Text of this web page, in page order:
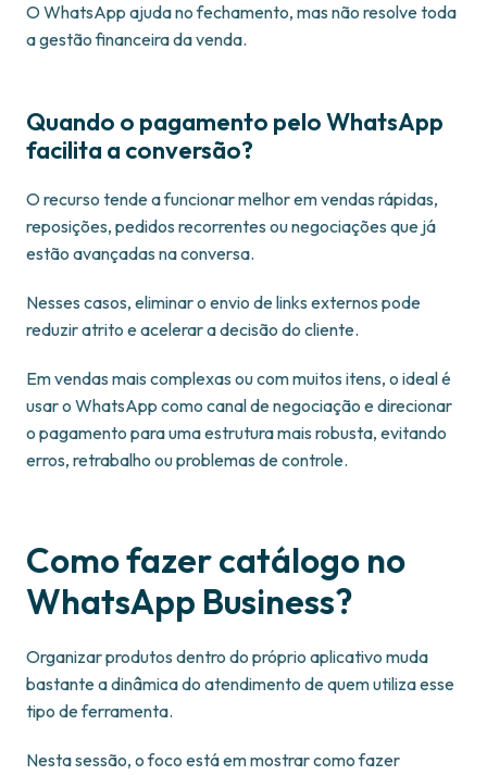
O WhatsApp ajuda no fechamento, mas não resolve toda
a gestão financeira da venda.
Quando o pagamento pelo WhatsApp
facilita a conversão?
O recurso tende a funcionar melhor em vendas rápidas,
reposições, pedidos recorrentes ou negociações que já
estão avançadas na conversa.
Nesses casos, eliminar o envio de links externos pode
reduzir atrito e acelerar a decisão do cliente.
Em vendas mais complexas ou com muitos itens, o ideal é
usar o WhatsApp como canal de negociação e direcionar
o pagamento para uma estrutura mais robusta, evitando
erros, retrabalho ou problemas de controle.
Como fazer catálogo no
WhatsApp Business?
Organizar produtos dentro do próprio aplicativo muda
bastante a dinâmica do atendimento de quem utiliza esse
tipo de ferramenta.
Nesta sessão, o foco está em mostrar como fazer